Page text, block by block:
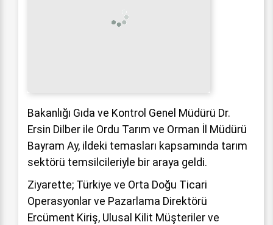
Bakanlığı Gıda ve Kontrol Genel Müdürü Dr.
Ersin Dilber ile Ordu Tarım ve Orman İl Müdürü
Bayram Ay, ildeki temasları kapsamında tarım
sektörü temsilcileriyle bir araya geldi.
Ziyarette; Türkiye ve Orta Doğu Ticari
Operasyonlar ve Pazarlama Direktörü
Ercüment Kiriş, Ulusal Kilit Müşteriler ve